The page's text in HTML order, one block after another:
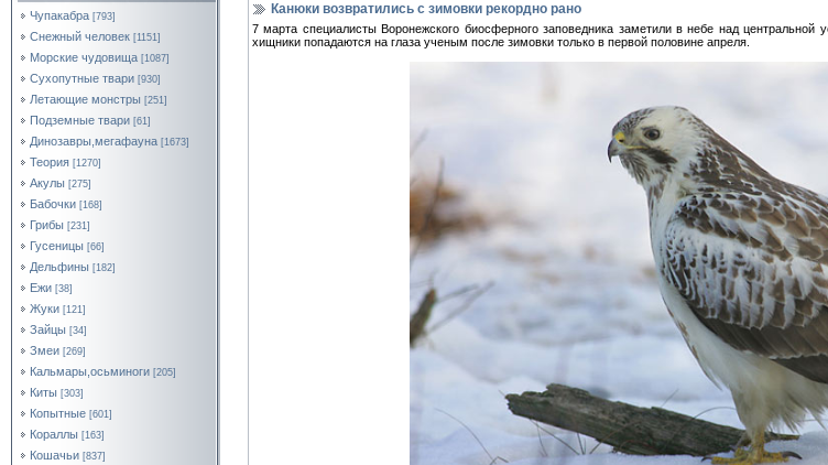
Чупакабра [793]
Снежный человек [1151]
Морские чудовища [1087]
Сухопутные твари [930]
Летающие монстры [251]
Подземные твари [61]
Динозавры,мегафауна [1673]
Теория [1270]
Акулы [275]
Бабочки [168]
Грибы [231]
Гусеницы [66]
Дельфины [182]
Ежи [38]
Жуки [121]
Зайцы [34]
Змеи [269]
Кальмары,осьминоги [205]
Киты [303]
Копытные [601]
Кораллы [163]
Кошачьи [837]
Канюки возвратились с зимовки рекордно рано
7 марта специалисты Воронежского биосферного заповедника заметили в небе над
хищники попадаются на глаза ученым после зимовки только в первой половине апреля.